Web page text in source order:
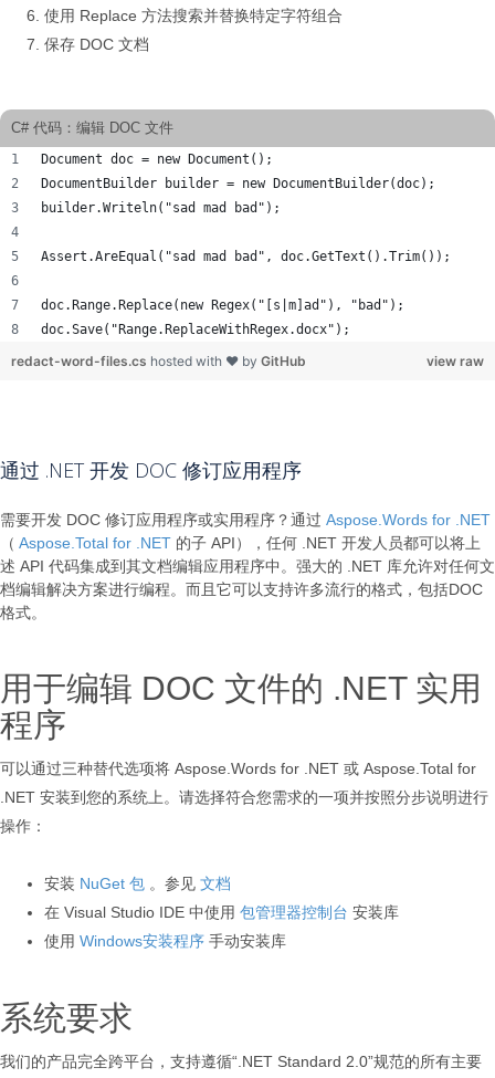
使用 Replace 方法搜索并替换特定字符组合
保存 DOC 文档
C# 代码：编辑 DOC 文件
Document doc = new Document();
DocumentBuilder builder = new DocumentBuilder(doc);
builder.Writeln("sad mad bad");
Assert.AreEqual("sad mad bad", doc.GetText().Trim());
doc.Range.Replace(new Regex("[s|m]ad"), "bad");
doc.Save("Range.ReplaceWithRegex.docx");
view raw
redact-word-files.cs hosted with ❤ by GitHub
通过 .NET 开发 DOC 修订应用程序
需要开发 DOC 修订应用程序或实用程序？通过 Aspose.Words for .NET
（ Aspose.Total for .NET 的子 API），任何 .NET 开发人员都可以将上
述 API 代码集成到其文档编辑应用程序中。强大的 .NET 库允许对任何文
档编辑解决方案进行编程。而且它可以支持许多流行的格式，包括DOC
格式。
用于编辑 DOC 文件的 .NET 实用
程序
可以通过三种替代选项将 Aspose.Words for .NET 或 Aspose.Total for
.NET 安装到您的系统上。请选择符合您需求的一项并按照分步说明进行
操作：
安装 NuGet 包 。参见 文档
在 Visual Studio IDE 中使用 包管理器控制台 安装库
使用 Windows安装程序 手动安装库
系统要求
我们的产品完全跨平台，支持遵循“.NET Standard 2.0”规范的所有主要